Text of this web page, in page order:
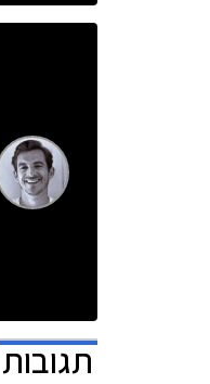
תגובות